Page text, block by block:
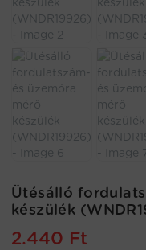
Ütésálló
készülék
2.440 Ft